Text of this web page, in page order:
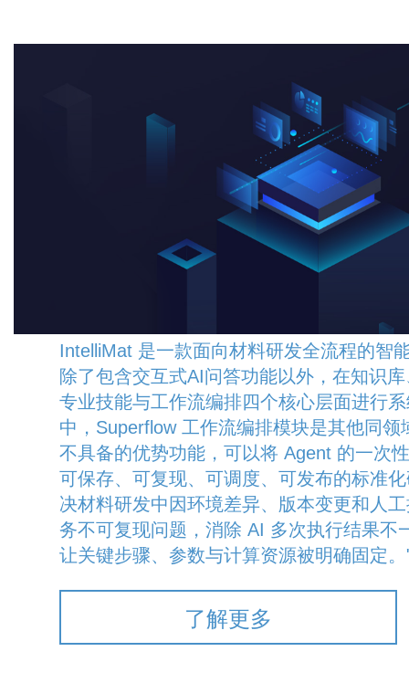
IntelliMat 是一款面向材料研发全流程的智
除了包含交互式AI问答功能以外，在知识
专业技能与工作流编排四个核心层面进行
中，Superflow 工作流编排模块是其他同领
不具备的优势功能，可以将 Agent 的一次
可保存、可复现、可调度、可发布的标准
决材料研发中因环境差异、版本变更和人
务不可复现问题，消除 AI 多次执行结果不
让关键步骤、参数与计算资源被明确固定
了解更多